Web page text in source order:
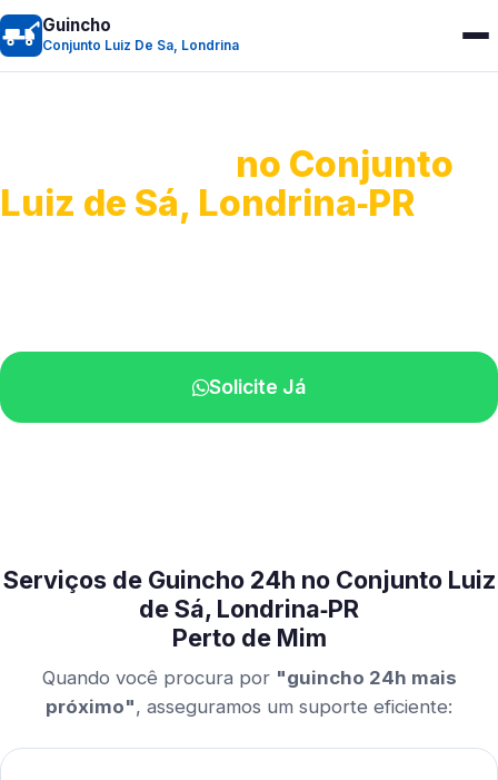
Guincho
Conjunto Luiz De Sa, Londrina
no Conjunto
Luiz de Sá, Londrina‑PR
Solicite Já
Serviços de Guincho 24h no Conjunto Luiz
de Sá, Londrina‑PR
Perto de Mim
Quando você procura por "guincho 24h mais
próximo", asseguramos um suporte eficiente: